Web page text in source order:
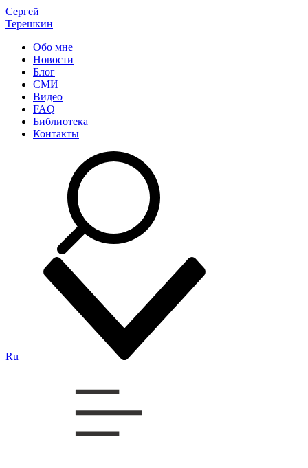
Сергей
Терешкин
Обо мне
Новости
Блог
СМИ
Видео
FAQ
Библиотека
Контакты
Ru